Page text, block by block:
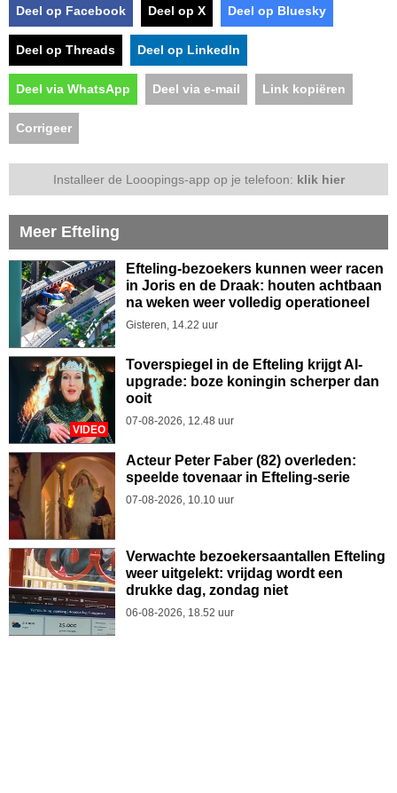
Deel op Facebook Deel op X Deel op Bluesky
Deel op Threads Deel op LinkedIn
Deel via WhatsApp Deel via e-mail Link kopiëren
Corrigeer
Installeer de Looopings-app op je telefoon: klik hier
Meer Efteling
Efteling-bezoekers kunnen weer racen
in Joris en de Draak: houten achtbaan
na weken weer volledig operationeel
Gisteren, 14.22 uur
VIDEO
Toverspiegel in de Efteling krijgt AI-
upgrade: boze koningin scherper dan
ooit
07-08-2026, 12.48 uur
Acteur Peter Faber (82) overleden:
speelde tovenaar in Efteling-serie
07-08-2026, 10.10 uur
Verwachte bezoekersaantallen Efteling
weer uitgelekt: vrijdag wordt een
drukke dag, zondag niet
06-08-2026, 18.52 uur